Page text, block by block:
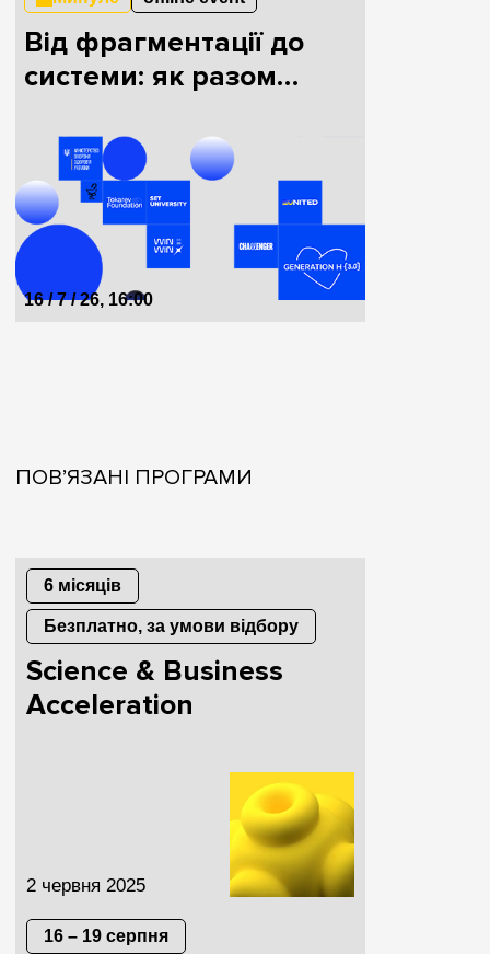
Від фрагментації до
системи: як разом
Україні
16 / 7 / 26, 16:00
ПОВ’ЯЗАНІ ПРОГРАМИ
6 місяців
Безплатно, за умови відбору
Science & Business
Acceleration
2 червня 2025
16 – 19 серпня